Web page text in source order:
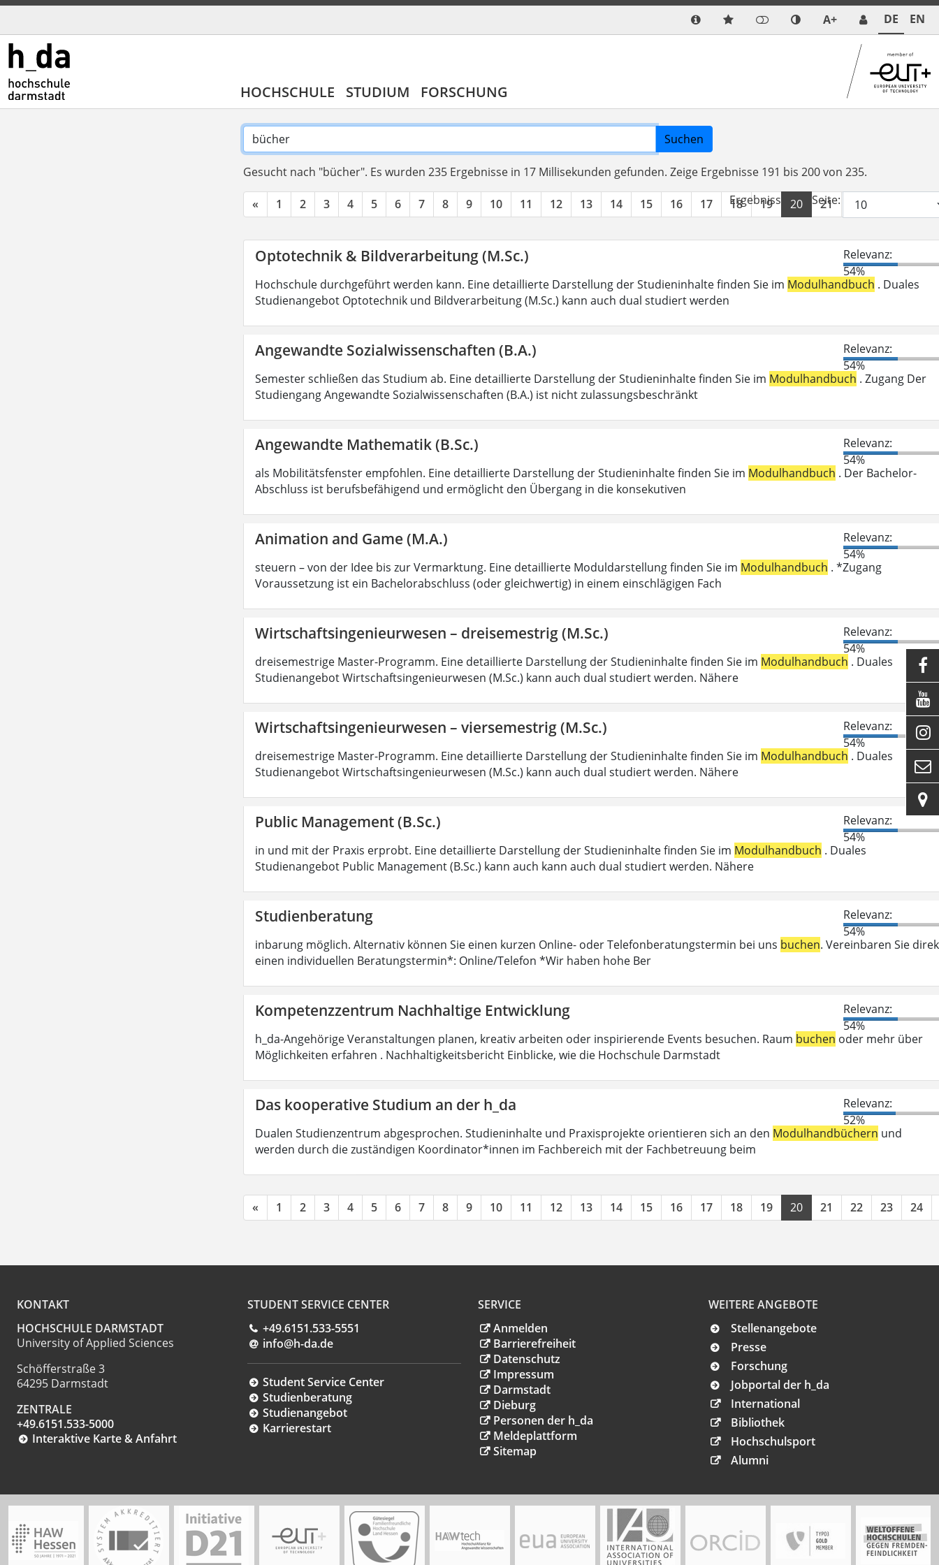
A+ DE EN
HOCHSCHULE STUDIUM FORSCHUNG
Suchen
Gesucht nach "bücher". Es wurden 235 Ergebnisse in 17 Millisekunden gefunden. Zeige Ergebnisse 191 bis 200 von 235.
« 1 2 3 4 5 6 7 8 9 10 11 12 13 14 15 16 17 18 19 20 21 22
Ergebnisse pro Seite:
Optotechnik & Bildverarbeitung (M.Sc.)
Relevanz:
54%
Hochschule durchgeführt werden kann. Eine detaillierte Darstellung der Studieninhalte finden Sie im Modulhandbuch . Duales
Studienangebot Optotechnik und Bildverarbeitung (M.Sc.) kann auch dual studiert werden
Angewandte Sozialwissenschaften (B.A.)
Relevanz:
54%
Semester schließen das Studium ab. Eine detaillierte Darstellung der Studieninhalte finden Sie im Modulhandbuch . Zugang Der
Studiengang Angewandte Sozialwissenschaften (B.A.) ist nicht zulassungsbeschränkt
Angewandte Mathematik (B.Sc.)
Relevanz:
54%
als Mobilitätsfenster empfohlen. Eine detaillierte Darstellung der Studieninhalte finden Sie im Modulhandbuch . Der Bachelor-
Abschluss ist berufsbefähigend und ermöglicht den Übergang in die konsekutiven
Animation and Game (M.A.)
Relevanz:
54%
steuern – von der Idee bis zur Vermarktung. Eine detaillierte Moduldarstellung finden Sie im Modulhandbuch . *Zugang
Voraussetzung ist ein Bachelorabschluss (oder gleichwertig) in einem einschlägigen Fach
Wirtschaftsingenieurwesen – dreisemestrig (M.Sc.)
Relevanz:
54%
dreisemestrige Master-Programm. Eine detaillierte Darstellung der Studieninhalte finden Sie im Modulhandbuch . Duales
Studienangebot Wirtschaftsingenieurwesen (M.Sc.) kann auch dual studiert werden. Nähere
Wirtschaftsingenieurwesen – viersemestrig (M.Sc.)
Relevanz:
54%
dreisemestrige Master-Programm. Eine detaillierte Darstellung der Studieninhalte finden Sie im Modulhandbuch . Duales
Studienangebot Wirtschaftsingenieurwesen (M.Sc.) kann auch dual studiert werden. Nähere
Public Management (B.Sc.)
Relevanz:
54%
in und mit der Praxis erprobt. Eine detaillierte Darstellung der Studieninhalte finden Sie im Modulhandbuch . Duales
Studienangebot Public Management (B.Sc.) kann auch kann auch dual studiert werden. Nähere
Studienberatung
Relevanz:
54%
inbarung möglich. Alternativ können Sie einen kurzen Online- oder Telefonberatungstermin bei uns buchen. Vereinbaren Sie
einen individuellen Beratungstermin*: Online/Telefon *Wir haben hohe Ber
Kompetenzzentrum Nachhaltige Entwicklung
Relevanz:
54%
h_da-Angehörige Veranstaltungen planen, kreativ arbeiten oder inspirierende Events besuchen. Raum buchen oder mehr über
Möglichkeiten erfahren . Nachhaltigkeitsbericht Einblicke, wie die Hochschule Darmstadt
Das kooperative Studium an der h_da
Relevanz:
52%
Dualen Studienzentrum abgesprochen. Studieninhalte und Praxisprojekte orientieren sich an den Modulhandbüchern und
werden durch die zuständigen Koordinator*innen im Fachbereich mit der Fachbetreuung beim
« 1 2 3 4 5 6 7 8 9 10 11 12 13 14 15 16 17 18 19 20 21 22 23 24
KONTAKT
HOCHSCHULE DARMSTADT
University of Applied Sciences
Schöfferstraße 3
64295 Darmstadt
ZENTRALE
+49.6151.533-5000
Interaktive Karte & Anfahrt
STUDENT SERVICE CENTER
+49.6151.533-5551
info@h-da.de
Student Service Center
Studienberatung
Studienangebot
Karrierestart
SERVICE
Anmelden
Barrierefreiheit
Datenschutz
Impressum
Darmstadt
Dieburg
Personen der h_da
Meldeplattform
Sitemap
WEITERE ANGEBOTE
Stellenangebote
Presse
Forschung
Jobportal der h_da
International
Bibliothek
Hochschulsport
Alumni




